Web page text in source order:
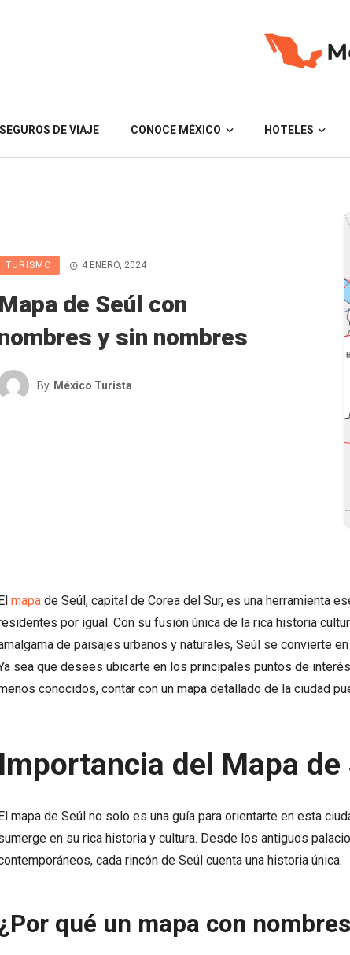
SEGUROS DE VIAJE CONOCE MÉXICO HOTELES
TURISMO 4 ENERO, 2024
Mapa de Seúl con
y sin nombres
By México Turista
mapa de Seúl, capital de Corea del Sur, es una herramienta
por igual. Con su fusión única de la rica historia
de paisajes urbanos y naturales, Seúl se convierte
sea que desees ubicarte en los principales puntos de
conocidos, contar con un mapa detallado de la ciudad
Importancia del Mapa de
mapa de Seúl no solo es una guía para orientarte en esta
en su rica historia y cultura. Desde los antiguos
cada rincón de Seúl cuenta una historia única.
qué un mapa con